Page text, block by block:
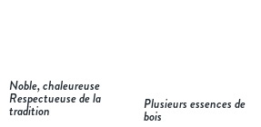
Noble, chaleureuse
Respectueuse de la
tradition Plusieurs essences de
bois